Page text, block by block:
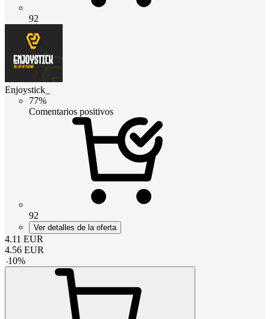
92
Enjoystick_
77%
Comentarios positivos
92
Ver detalles de la oferta
4.11 EUR
4.56 EUR
-10%